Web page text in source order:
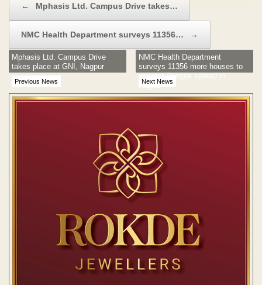
← Mphasis Ltd. Campus Drive takes…
NMC Health Department surveys 11356… →
Previous News
Mphasis Ltd. Campus Drive
takes place at GNI, Nagpur
Next News
NMC Health Department
surveys 11356 more houses to
prevent Dengue spread in
Nagpur